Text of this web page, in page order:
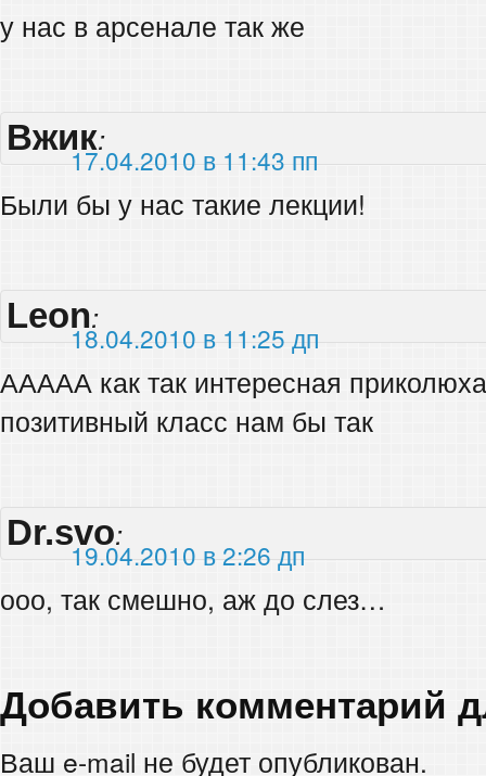
у нас в арсенале так же
Вжик:
17.04.2010 в 11:43 пп
Были бы у нас такие лекции!
Leon:
18.04.2010 в 11:25 дп
ААААА как так интересная
позитивный класс нам бы так
Dr.svo:
19.04.2010 в 2:26 дп
ооо, так смешно, аж до слез…
Добавить комментарий
Ваш e-mail не будет опубликован.